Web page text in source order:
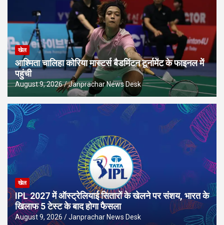
खेल
आश्मिता चालिहा कोरिया मास्टर्स बैडमिंटन टूर्नामेंट के फाइनल में
पहुंची
August 9, 2026 Janprachar News Desk
खेल
IPL 2027 में ऑस्ट्रेलियाई सितारों के खेलने पर संशय, भारत के
खिलाफ 5 टेस्ट के बाद होगा फैसला
August 9, 2026 Janprachar News Desk